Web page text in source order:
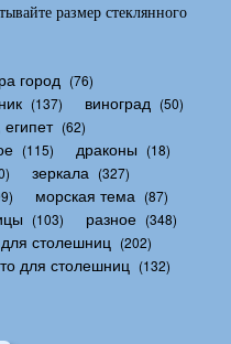
размер стеклянного
город (76)
(137) виноград (50)
египет (62)
(115) драконы (18)
зеркала (327)
морская тема (87)
(103) разное (348)
столешниц (202)
для столешниц (132)